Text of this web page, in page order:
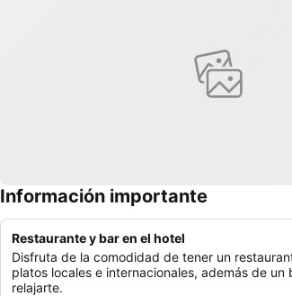
Información importante
Restaurante y bar en el hotel
Disfruta de la comodidad de tener un
platos locales e internacionales, además de
relajarte.